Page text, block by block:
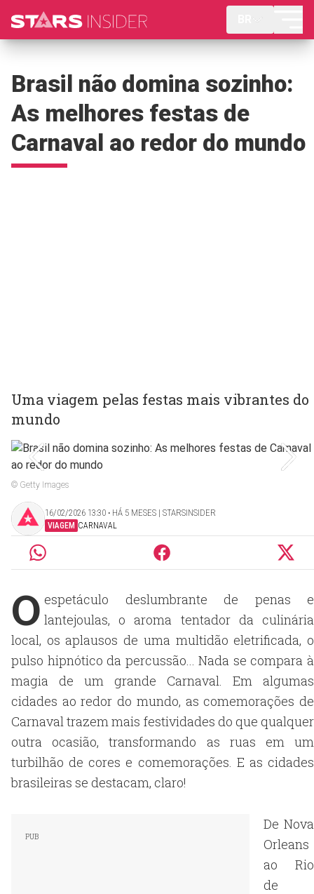
Brasil não domina sozinho:
As melhores festas de
Carnaval ao redor do mundo
Uma viagem pelas festas mais vibrantes do
mundo
© Getty Images
16/02/2026 13:30 ‧ HÁ 5 MESES | STARSINSIDER
VIAGEM CARNAVAL
O espetáculo deslumbrante de penas e
lantejoulas, o aroma tentador da culinária
local, os aplausos de uma multidão eletrificada, o
pulso hipnótico da percussão... Nada se compara à
magia de um grande Carnaval. Em algumas
cidades ao redor do mundo, as comemorações de
Carnaval trazem mais festividades do que qualquer
outra ocasião, transformando as ruas em um
turbilhão de cores e comemorações. E as cidades
brasileiras se destacam, claro!
De Nova
Orleans
ao Rio
de